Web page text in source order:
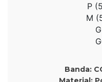
P
M
Banda: